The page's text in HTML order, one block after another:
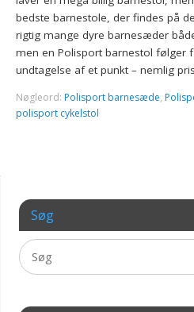
bedste barnestole, der findes på
rigtig mange dyre barnesæder
men en Polisport barnestol følger
undtagelse af et punkt – nemlig
Nøgleord: Polisport barnesæde,
polisport cykelstol
Søg